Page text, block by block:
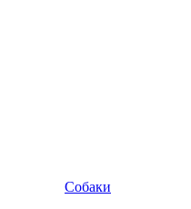
Собаки